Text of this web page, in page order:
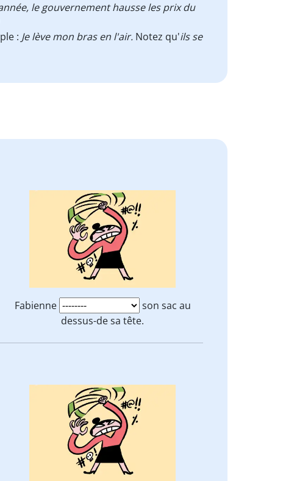
le gouvernement hausse les prix du
: Je lève mon bras en l'air. Notez qu'ils se
Fabienne
son sac au
dessus-de sa tête.